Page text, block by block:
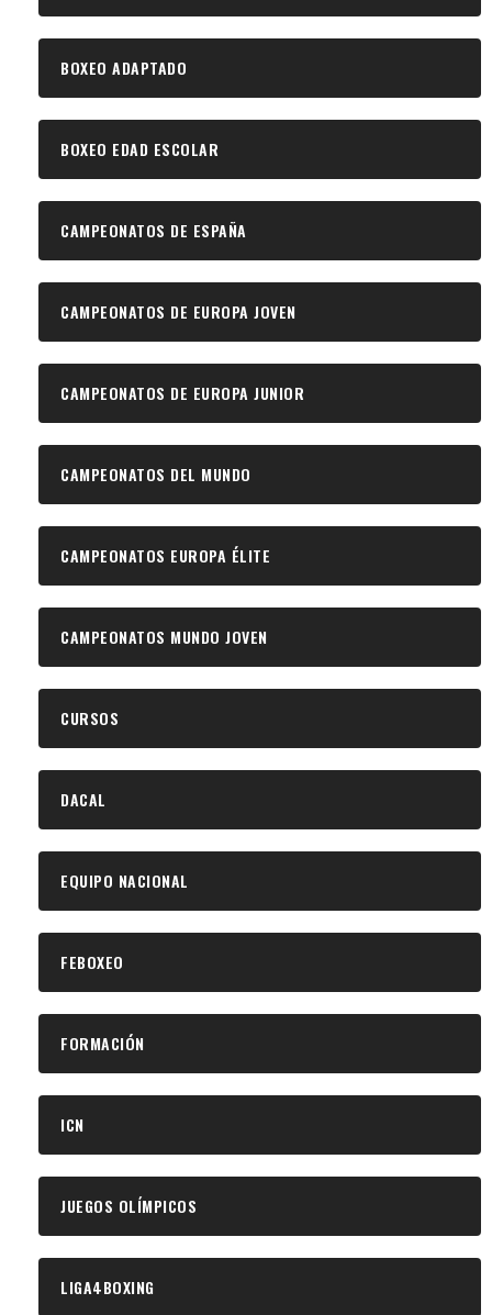
BOXEO ADAPTADO
BOXEO EDAD ESCOLAR
CAMPEONATOS DE ESPAÑA
CAMPEONATOS DE EUROPA JOVEN
CAMPEONATOS DE EUROPA JUNIOR
CAMPEONATOS DEL MUNDO
CAMPEONATOS EUROPA ÉLITE
CAMPEONATOS MUNDO JOVEN
CURSOS
DACAL
EQUIPO NACIONAL
FEBOXEO
FORMACIÓN
ICN
JUEGOS OLÍMPICOS
LIGA4BOXING